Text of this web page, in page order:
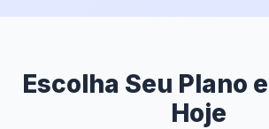
Escolha Seu Plano
Hoje